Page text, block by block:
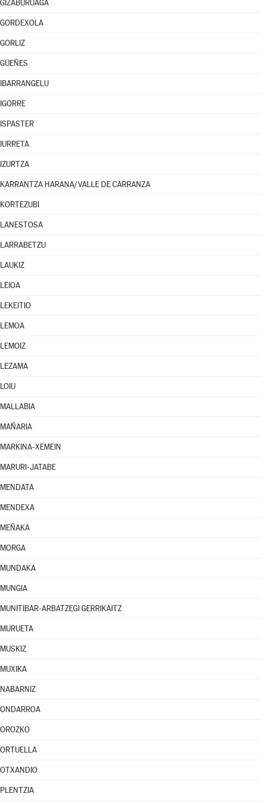
GIZABURUAGA
GORDEXOLA
GORLIZ
GÜEÑES
IBARRANGELU
IGORRE
ISPASTER
IURRETA
IZURTZA
KARRANTZA HARANA/VALLE DE CARRANZA
KORTEZUBI
LANESTOSA
LARRABETZU
LAUKIZ
LEIOA
LEKEITIO
LEMOA
LEMOIZ
LEZAMA
LOIU
MALLABIA
MAÑARIA
MARKINA-XEMEIN
MARURI-JATABE
MENDATA
MENDEXA
MEÑAKA
MORGA
MUNDAKA
MUNGIA
MUNITIBAR-ARBATZEGI GERRIKAITZ
MURUETA
MUSKIZ
MUXIKA
NABARNIZ
ONDARROA
OROZKO
ORTUELLA
OTXANDIO
PLENTZIA